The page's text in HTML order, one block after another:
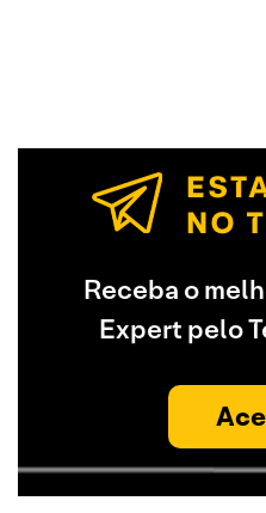
Receba o
Expert pelo